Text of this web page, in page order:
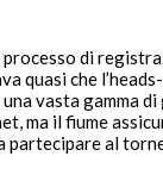
di
quasi che
una vasta gamma
ma il fiume
partecipare al